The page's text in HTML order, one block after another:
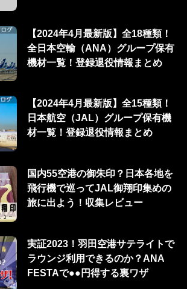
【2024年4月最新版】全18種類！
全日本空輸（ANA）グループ保有
機材一覧！登録退役情報まとめ
【2024年4月最新版】全15種類！
日本航空（JAL）グループ保有機
材一覧！登録退役情報まとめ
国内55空港の御朱印？日本各地を
飛行機で巡ってJAL御翔印集めの
旅に出よう！収集レビュー
実証2023！羽田空港サテライトで
ラウンジ利用できるのか？ANA
FESTAで●●円得する裏ワザ